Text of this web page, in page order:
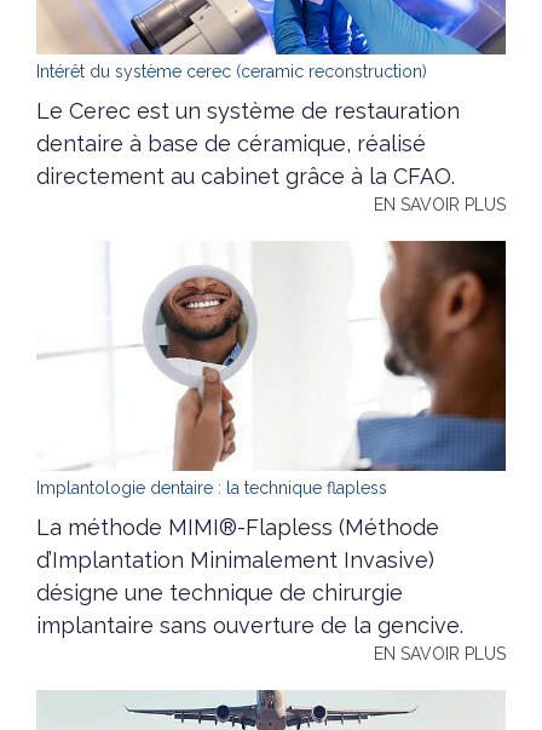
Intérêt du système cerec (ceramic reconstruction)
Le Cerec est un système de restauration
dentaire à base de céramique, réalisé
directement au cabinet grâce à la CFAO.
EN SAVOIR PLUS
Implantologie dentaire : la technique flapless
La méthode MIMI®-Flapless (Méthode
d’Implantation Minimalement Invasive)
désigne une technique de chirurgie
implantaire sans ouverture de la gencive.
EN SAVOIR PLUS